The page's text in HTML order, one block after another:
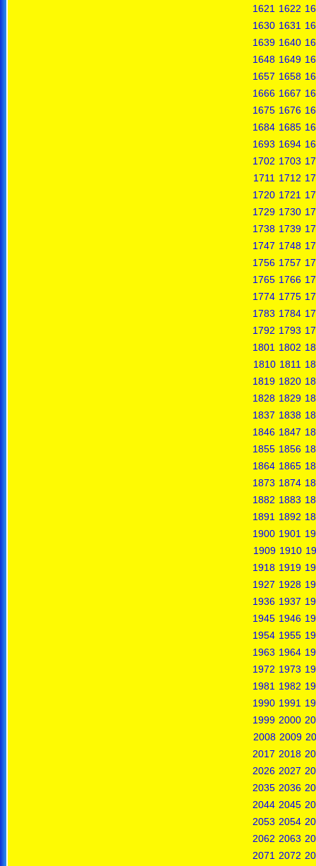
1621 1622
1630 1631
1639 1640
1648 1649
1657 1658
1666 1667
1675 1676
1684 1685
1693 1694
1702 1703
1711 1712
1720 1721
1729 1730
1738 1739
1747 1748
1756 1757
1765 1766
1774 1775
1783 1784
1792 1793
1801 1802
1810 1811
1819 1820
1828 1829
1837 1838
1846 1847
1855 1856
1864 1865
1873 1874
1882 1883
1891 1892
1900 1901
1909 1910
1918 1919
1927 1928
1936 1937
1945 1946
1954 1955
1963 1964
1972 1973
1981 1982
1990 1991
1999 2000
2008 2009
2017 2018
2026 2027
2035 2036
2044 2045
2053 2054
2062 2063
2071 2072